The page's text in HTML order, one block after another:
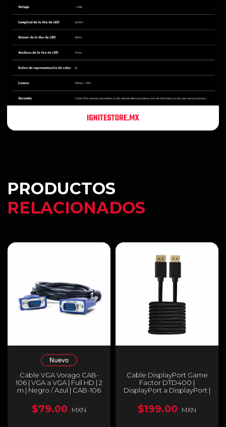
PRODUCTOS
RELACIONADOS
Cable VGA Vorago CAB-
106 | VGA a VGA | Full HD | 2
m | Negro / Azul | CAB-106
$79.00 MXN
Cable DisplayPort Game
Factor DTD400 |
DisplayPort a DisplayPort |
Velocidad 32.4 Gbps | 2 m |
Negro | DTD400
$199.00 MXN